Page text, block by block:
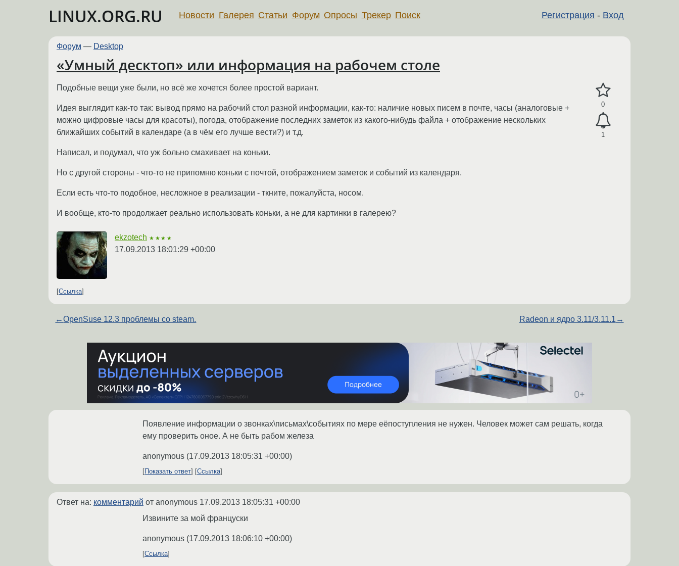
LINUX.ORG.RU Регистрация - Вход
Новости Галерея Статьи Форум Опросы Трекер Поиск
Форум — Desktop
«Умный десктоп» или информация на рабочем столе
0
1
Подобные вещи уже были, но всё же хочется более простой вариант.
Идея выглядит как-то так: вывод прямо на рабочий стол разной информации, как-то: наличие новых писем в почте, часы (аналоговые +
можно цифровые часы для красоты), погода, отображение последних заметок из какого-нибудь файла + отображение нескольких
ближайших событий в календаре (а в чём его лучше вести?) и т.д.
Написал, и подумал, что уж больно смахивает на коньки.
Но с другой стороны - что-то не припомню коньки с почтой, отображением заметок и событий из календаря.
Если есть что-то подобное, несложное в реализации - ткните, пожалуйста, носом.
И вообще, кто-то продолжает реально использовать коньки, а не для картинки в галерею?
ekzotech ★★★★
17.09.2013 18:01:29 +00:00
Ссылка
←OpenSuse 12.3 проблемы со steam. Radeon и ядро 3.11/3.11.1 →
Появление информации о звонках\письмах\событиях по мере еёпоступления не нужен. Человек может сам решать, когда
ему проверить оное. А не быть рабом железа
anonymous (17.09.2013 18:05:31 +00:00)
Показать ответ Ссылка
Ответ на: комментарий от anonymous 17.09.2013 18:05:31 +00:00
Извините за мой француски
anonymous (17.09.2013 18:06:10 +00:00)
Ссылка